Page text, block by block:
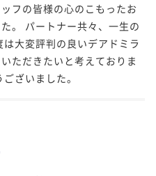
フの皆様の心のこもったお
。 パートナー共々、一生の
大変評判の良いデアドミラ
ただきたいと考えておりま
ざいました。